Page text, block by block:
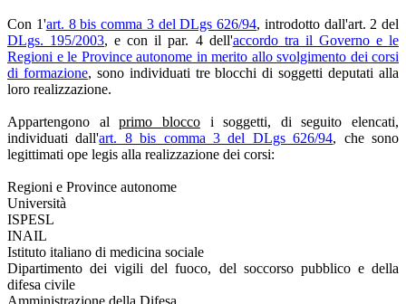
Con 1'art. 8 bis comma 3 del DLgs 626/94, introdotto dall'art. 2 del
DLgs. 195/2003, e con il par. 4 dell'accordo tra il Governo e le
Regioni e le Province autonome in merito allo svolgimento dei corsi
di formazione, sono individuati tre blocchi di soggetti deputati alla
loro realizzazione.
Appartengono alprimo bloccoi soggetti, di seguito elencati,
individuati dall'art. 8 bis comma 3 del DLgs 626/94, che sono
legittimati ope legis alla realizzazione dei corsi:
Regioni e Province autonome
Università
ISPESL
INAIL
Istituto italiano di medicina sociale
Dipartimento dei vigili del fuoco, del soccorso pubblico e della
difesa civile
Amministrazione della Difesa